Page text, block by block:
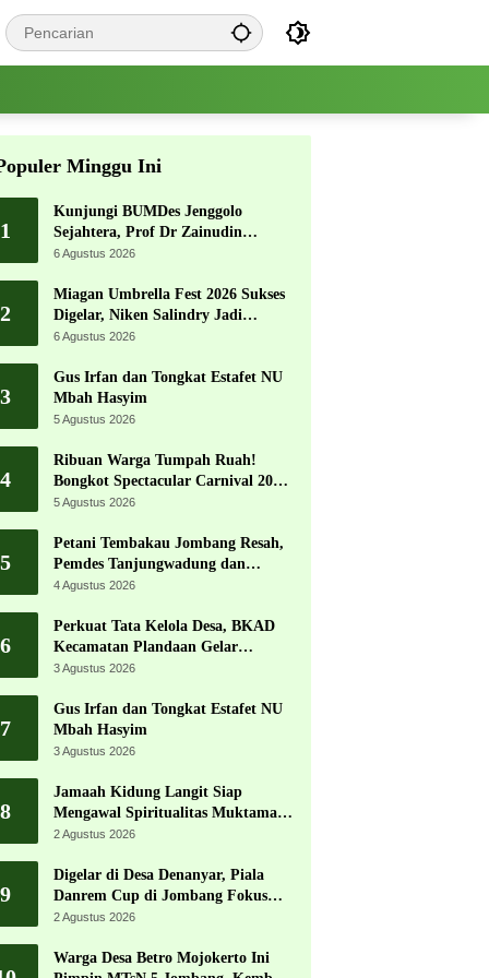
Minggu Ini
1
Kunjungi BUMDes Jenggolo
Sejahtera, Prof Dr Zainudin
Maliki: Kita Wujudkan
Potensi Desa
6 Agustus 2026
2
Miagan Umbrella Fest 2026 Sukses
Digelar, Niken Salindry Jadi
Magnet Ribuan Pengunjung
6 Agustus 2026
3
Gus Irfan dan Tongkat Estafet NU
Mbah Hasyim
5 Agustus 2026
4
Ribuan Warga Tumpah Ruah!
Bongkot Spectacular Carnival 2026
Jadi Pesta Kemerdekaan Terbesar
5 Agustus 2026
5
Petani Tembakau Jombang Resah,
Pemdes Tanjungwadung dan
Disperta Bergerak Cepat
4 Agustus 2026
6
Perkuat Tata Kelola Desa, BKAD
Kecamatan Plandaan Gelar
Pelatihan Aparatur Pemdes
3 Agustus 2026
7
Gus Irfan dan Tongkat Estafet NU
Mbah Hasyim
3 Agustus 2026
8
Jamaah Kidung Langit Siap
Mengawal Spiritualitas Muktamar
NU
2 Agustus 2026
9
Digelar di Desa Denanyar, Piala
Danrem Cup di Jombang Fokus
Cetak Bibit Atlet Menembak
2 Agustus 2026
Warga Desa Betro Mojokerto Ini